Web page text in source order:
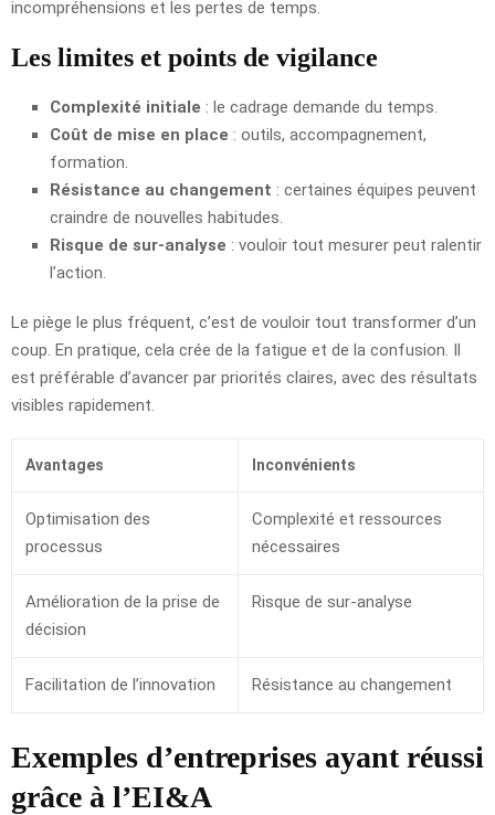
incompréhensions et les pertes de temps.
Les limites et points de vigilance
Complexité initiale : le cadrage demande du temps.
Coût de mise en place : outils, accompagnement,
formation.
Résistance au changement : certaines équipes peuvent
craindre de nouvelles habitudes.
Risque de sur-analyse : vouloir tout mesurer peut ralentir
l’action.
Le piège le plus fréquent, c’est de vouloir tout transformer d’un
coup. En pratique, cela crée de la fatigue et de la confusion. Il
est préférable d’avancer par priorités claires, avec des résultats
visibles rapidement.
Avantages Inconvénients
Optimisation des
processus
Complexité et ressources
nécessaires
Amélioration de la prise de
décision
Risque de sur-analyse
Facilitation de l’innovation Résistance au changement
Exemples d’entreprises ayant réussi
grâce à l’EI&A